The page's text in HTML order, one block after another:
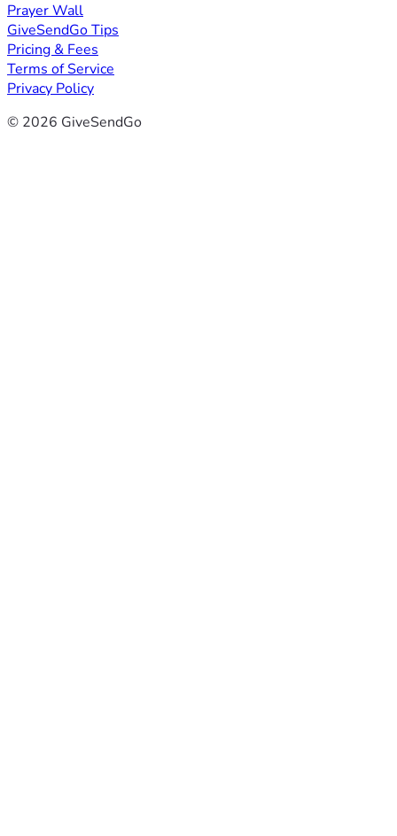
Prayer Wall
GiveSendGo Tips
Pricing & Fees
Terms of Service
Privacy Policy
© 2026 GiveSendGo